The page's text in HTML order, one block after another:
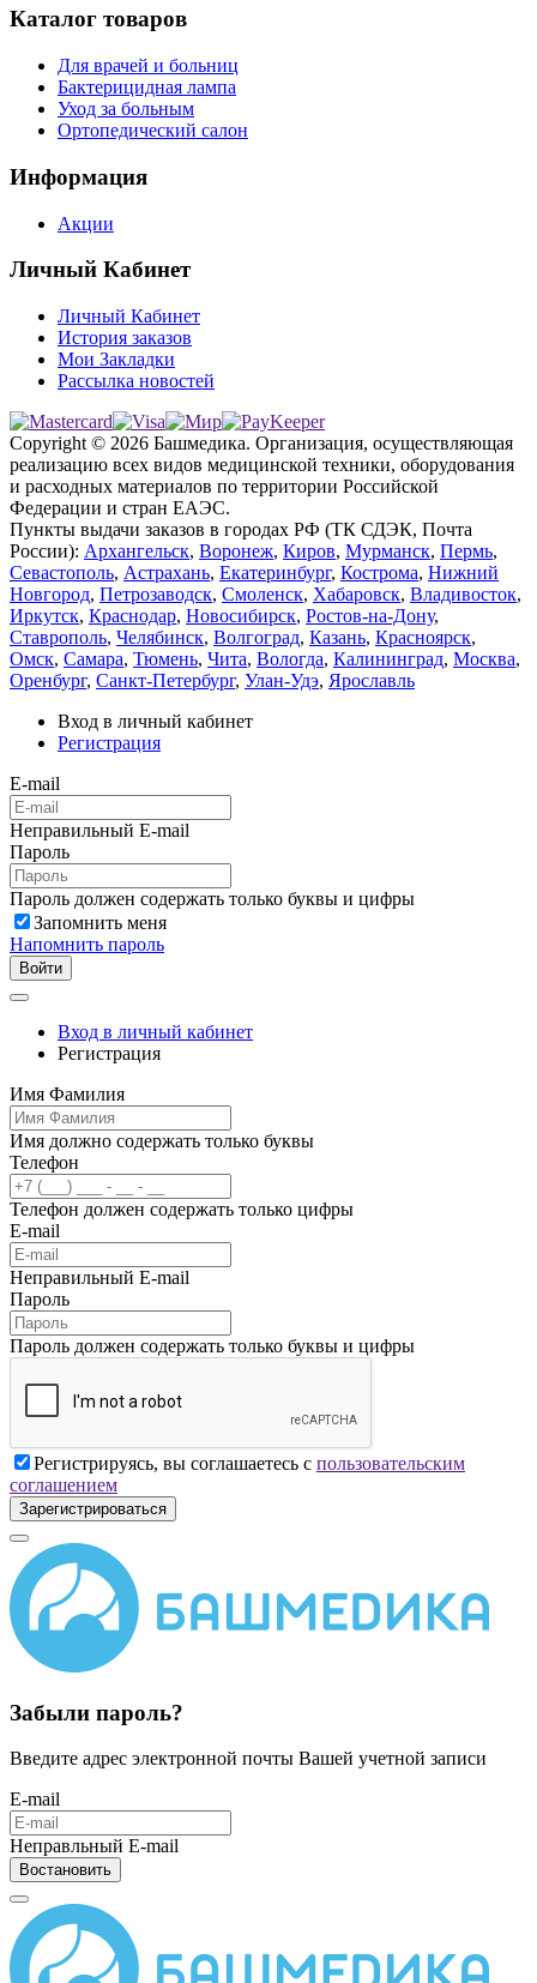
Каталог товаров
Для врачей и больниц
Бактерицидная лампа
Уход за больным
Ортопедический салон
Информация
Акции
Личный Кабинет
Личный Кабинет
История заказов
Мои Закладки
Рассылка новостей
Copyright © 2026 Башмедика. Организация, осуществляющая
реализацию всех видов медицинской техники, оборудования
и расходных материалов по территории Российской
Федерации и стран ЕАЭС.
Пункты выдачи заказов в городах РФ (ТК СДЭК, Почта
России): Архангельск, Воронеж, Киров, Мурманск, Пермь,
Севастополь, Астрахань, Екатеринбург, Кострома, Нижний
Новгород, Петрозаводск, Смоленск, Хабаровск, Владивосток,
Иркутск, Краснодар, Новосибирск, Ростов-на-Дону,
Ставрополь, Челябинск, Волгоград, Казань, Красноярск,
Омск, Самара, Тюмень, Чита, Вологда, Калининград, Москва,
Оренбург, Санкт-Петербург, Улан-Удэ, Ярославль
Вход в личный кабинет
Регистрация
E-mail
Неправильный E-mail
Пароль
Пароль должен содержать только буквы и цифры
Запомнить меня
Напомнить пароль
Войти
Вход в личный кабинет
Регистрация
Имя Фамилия
Имя должно содержать только буквы
Телефон
Телефон должен содержать только цифры
E-mail
Неправильный E-mail
Пароль
Пароль должен содержать только буквы и цифры
Регистрируясь, вы соглашаетесь с пользовательским
соглашением
Зарегистрироваться
Забыли пароль?
Введите адрес электронной почты Вашей учетной записи
E-mail
Неправльный E-mail
Востановить